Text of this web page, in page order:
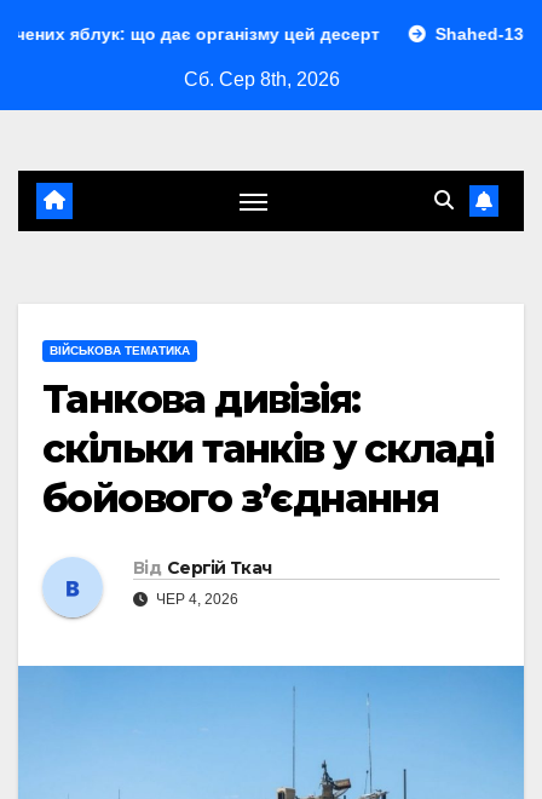
що дає організму цей десерт Shahed-136
Сб. Сер 8th, 2026
ВІЙСЬКОВА ТЕМАТИКА
Танкова дивізія:
скільки танків у складі
бойового з’єднання
Від Сергій Ткач
ЧЕР 4, 2026